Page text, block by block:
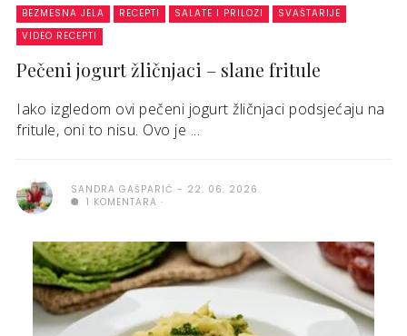
BEZMESNA JELA RECEPTI SALATE I PRILOZI
SVAŠTARIJE
VIDEO RECEPTI
Pečeni jogurt žličnjaci – slane fritule
Iako izgledom ovi pečeni jogurt žličnjaci podsjećaju na
fritule, oni to nisu. Ovo je ...
SANDRA GAŠPARIĆ
22. 06. 2026.
1 KOMENTARA